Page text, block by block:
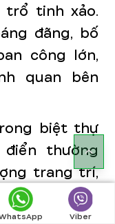
tinh xảo.
đãng, bố
công lớn,
quan bên
biệt thự
thường
trang trí,
cây lớn.
cắt tỉa
Viber